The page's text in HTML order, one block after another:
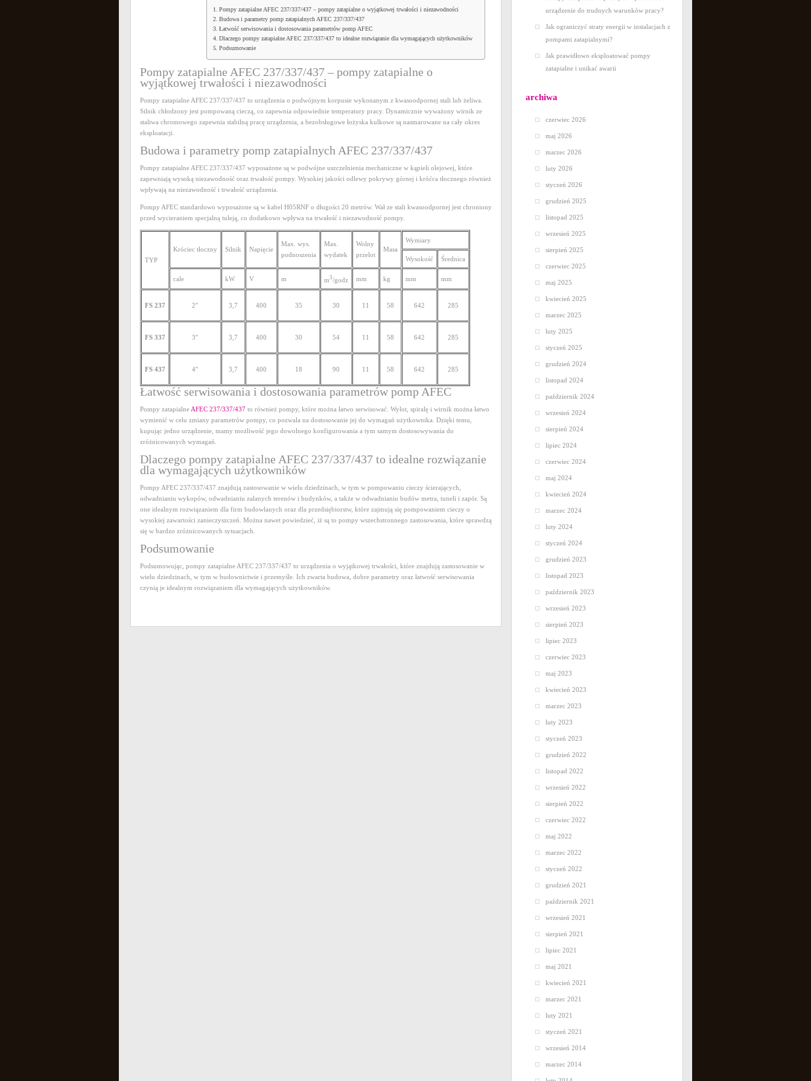
Pompy zatapialne AFEC 237/337/437 – pompy zatapialne o wyjątkowej trwałości i niezawodności
Budowa i parametry pomp zatapialnych AFEC 237/337/437
Łatwość serwisowania i dostosowania parametrów pomp AFEC
Dlaczego pompy zatapialne AFEC 237/337/437 to idealne rozwiązanie dla wymagających użytkowników
Podsumowanie
Pompy zatapialne AFEC 237/337/437 – pompy zatapialne o
wyjątkowej trwałości i niezawodności
Pompy zatapialne AFEC 237/337/437 to urządzenia o podwójnym korpusie wykonanym z kwasoodpornej stali lub żeliwa.
Silnik chłodzony jest pompowaną cieczą, co zapewnia odpowiednie temperatury pracy. Dynamicznie wyważony wirnik ze
staliwa chromowego zapewnia stabilną pracę urządzenia, a bezobsługowe łożyska kulkowe są nasmarowane na cały okres
eksploatacji.
Budowa i parametry pomp zatapialnych AFEC 237/337/437
Pompy zatapialne AFEC 237/337/437 wyposażone są w podwójne uszczelnienia mechaniczne w kąpieli olejowej, które
zapewniają wysoką niezawodność oraz trwałość pompy. Wysokiej jakości odlewy pokrywy górnej i króćca tłocznego również
wpływają na niezawodność i trwałość urządzenia.
Pompy AFEC standardowo wyposażone są w kabel H05RNF o długości 20 metrów. Wał ze stali kwasoodpornej jest chroniony
przed wycieraniem specjalną tuleją, co dodatkowo wpływa na trwałość i niezawodność pompy.
TYP
Króciec tłoczny Silnik Napięcie
Max. wys.
podnoszenia
Max.
wydatek
Wolny
przelot
Masa
Wymiary
Wysokość Średnica
cale kW V m m3/godz mm kg mm mm
FS 237 2″ 3,7 400 35 30 11 58 642 285
FS 337 3″ 3,7 400 30 54 11 58 642 285
FS 437 4″ 3,7 400 18 90 11 58 642 285
Łatwość serwisowania i dostosowania parametrów pomp AFEC
Pompy zatapialne AFEC 237/337/437 to również pompy, które można łatwo serwisować. Wylot, spiralę i wirnik można łatwo
wymienić w celu zmiany parametrów pompy, co pozwala na dostosowanie jej do wymagań użytkownika. Dzięki temu,
kupując jedno urządzenie, mamy możliwość jego dowolnego konfigurowania a tym samym dostosowywania do
zróżnicowanych wymagań.
Dlaczego pompy zatapialne AFEC 237/337/437 to idealne rozwiązanie
dla wymagających użytkowników
Pompy AFEC 237/337/437 znajdują zastosowanie w wielu dziedzinach, w tym w pompowaniu cieczy ścierających,
odwadnianiu wykopów, odwadnianiu zalanych terenów i budynków, a także w odwadnianiu budów metra, tuneli i zapór. Są
one idealnym rozwiązaniem dla firm budowlanych oraz dla przedsiębiorstw, które zajmują się pompowaniem cieczy o
wysokiej zawartości zanieczyszczeń. Można nawet powiedzieć, iż są to pompy wszechstronnego zastosowania, które sprawdzą
się w bardzo zróżnicowanych sytuacjach.
Podsumowanie
Podsumowując, pompy zatapialne AFEC 237/337/437 to urządzenia o wyjątkowej trwałości, które znajdują zastosowanie w
wielu dziedzinach, w tym w budownictwie i przemyśle. Ich zwarta budowa, dobre parametry oraz łatwość serwisowania
czynią je idealnym rozwiązaniem dla wymagających użytkowników.
urządzenie do trudnych warunków pracy?
Jak ograniczyć straty energii w instalacjach z
pompami zatapialnymi?
Jak prawidłowo eksploatować pompy
zatapialne i unikać awarii
archiwa
czerwiec 2026
maj 2026
marzec 2026
luty 2026
styczeń 2026
grudzień 2025
listopad 2025
wrzesień 2025
sierpień 2025
czerwiec 2025
maj 2025
kwiecień 2025
marzec 2025
luty 2025
styczeń 2025
grudzień 2024
listopad 2024
październik 2024
wrzesień 2024
sierpień 2024
lipiec 2024
czerwiec 2024
maj 2024
kwiecień 2024
marzec 2024
luty 2024
styczeń 2024
grudzień 2023
listopad 2023
październik 2023
wrzesień 2023
sierpień 2023
lipiec 2023
czerwiec 2023
maj 2023
kwiecień 2023
marzec 2023
luty 2023
styczeń 2023
grudzień 2022
listopad 2022
wrzesień 2022
sierpień 2022
czerwiec 2022
maj 2022
marzec 2022
styczeń 2022
grudzień 2021
październik 2021
wrzesień 2021
sierpień 2021
lipiec 2021
maj 2021
kwiecień 2021
marzec 2021
luty 2021
styczeń 2021
wrzesień 2014
marzec 2014